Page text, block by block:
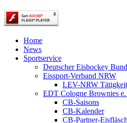
Home
News
Sportservice
Deutscher Eishockey Bund
Eissport-Verband NRW
LEV-NRW
EDT Cologne Brownies e.
CB-Saisons
CB-Kalender
CB-Partner-